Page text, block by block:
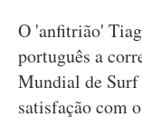
O 'anfitrião'
português a
Mundial de Surf
satisfação com